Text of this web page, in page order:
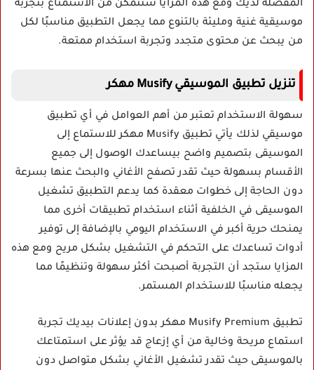
المفضلة لديك ومع هذه المزايا ستتمكن من الاستمتاع بتجربة
موسيقية غنية ومليئة بالتنوع مما يجعل التطبيق مناسبًا لكل
من يبحث عن محتوى متجدد وتجربة استخدام ممتعة.
تنزيل تطبيق الموسيقي Musify مهكر
سهولة الاستخدام تعتبر من أهم العوامل في أي تطبيق
موسيقي لذلك يأتي تطبيق Musify مهكر للاستماع إلى
الموسيقى بتصميم واضح بيساعدك الوصول إلى جميع
الأقسام بسهولة حيث تقدر تصفح الأغاني والبحث عنها بسرعة
دون الحاجة إلى خطوات معقدة كما يدعم التطبيق تشغيل
الموسيقى في الخلفية أثناء استخدام تطبيقات أخرى مما
يمنحك حرية أكبر في الاستخدام اليومي بالإضافة إلى توفير
أدوات تساعدك على التحكم في التشغيل بشكل مريح ومع هذه
المزايا ستجد أن التجربة أصبحت أكثر سهولة وتنظيمًا مما
يجعله مناسبًا للاستخدام المستمر.
تطبيق Musify Premium مهكر بدون إعلانات بيديك تجربة
استماع مريحة وخالية من أي إزعاج قد يؤثر على استمتاعك
بالموسيقى حيث تقدر تشغيل الأغاني بشكل متواصل دون